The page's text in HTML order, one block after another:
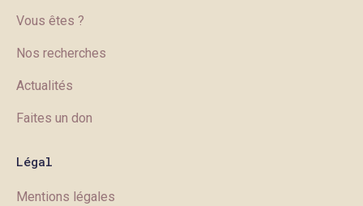
Vous êtes ?
Nos recherches
Actualités
Faites un don
Légal
Mentions légales